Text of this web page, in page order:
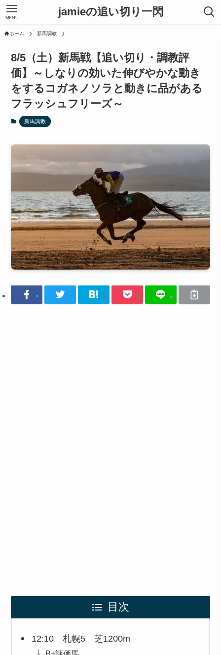
jamieの追い切り一閃
MENU
ホーム 新馬調教
8/5（土）新馬戦【追い切り・調教評
価】～しなりの効いた伸びやかな動き
をするコガネノソラと動きに品がある
フラッシュフリーズ～
新馬調教
目次
12:10 札幌5 芝1200m